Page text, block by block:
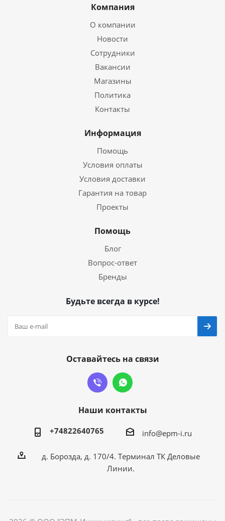
Компания
О компании
Новости
Сотрудники
Вакансии
Магазины
Политика
Контакты
Информация
Помощь
Условия оплаты
Условия доставки
Гарантия на товар
Проекты
Помощь
Блог
Вопрос-ответ
Бренды
Будьте всегда в курсе!
Оставайтесь на связи
Наши контакты
+74822640765 info@epm-i.ru
д. Борозда, д. 170/4. Терминал ТК Деловые
Линии.